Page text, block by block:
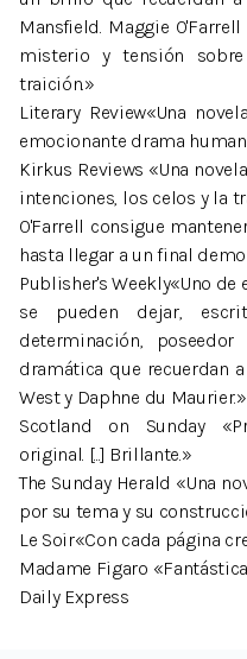
Mansfield. Maggie
misterio y tensión
traición.»
Literary Review«Una
emocionante drama
Kirkus Reviews «Una
intenciones, los celos y la
O'Farrell consigue
hasta llegar a un final
Publisher's Weekly«Uno
se pueden dejar,
determinación,
dramática que recuerdan
West y Daphne du Maurier.»
Scotland on Sunday
original. [...] Brillante.»
The Sunday Herald «Una
por su tema y su
Le Soir«Con cada página
Madame Figaro
Daily Express